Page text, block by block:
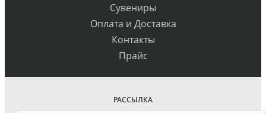
Сувениры
Оплата и Доставка
Контакты
Прайс
РАССЫЛКА